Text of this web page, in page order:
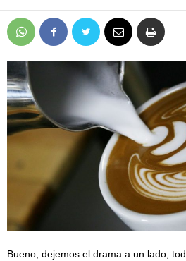
Bueno, dejemos el drama a un lado,